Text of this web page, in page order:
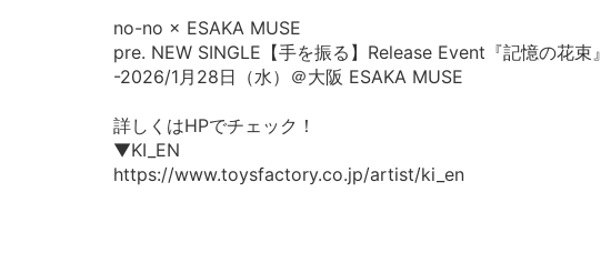
no-no × ESAKA MUSE
pre. NEW SINGLE【手を振る】Release Event『記憶の花束』
-2026/1月28日（水）＠大阪 ESAKA MUSE
詳しくはHPでチェック！
▼KI_EN
https://www.toysfactory.co.jp/artist/ki_en